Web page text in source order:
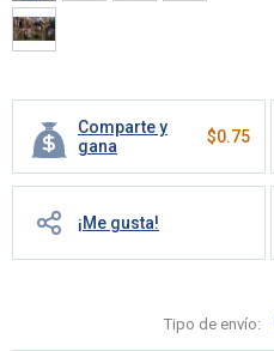
Comparte y
gana
$0.75
¡Me gusta!
Tipo de envío: